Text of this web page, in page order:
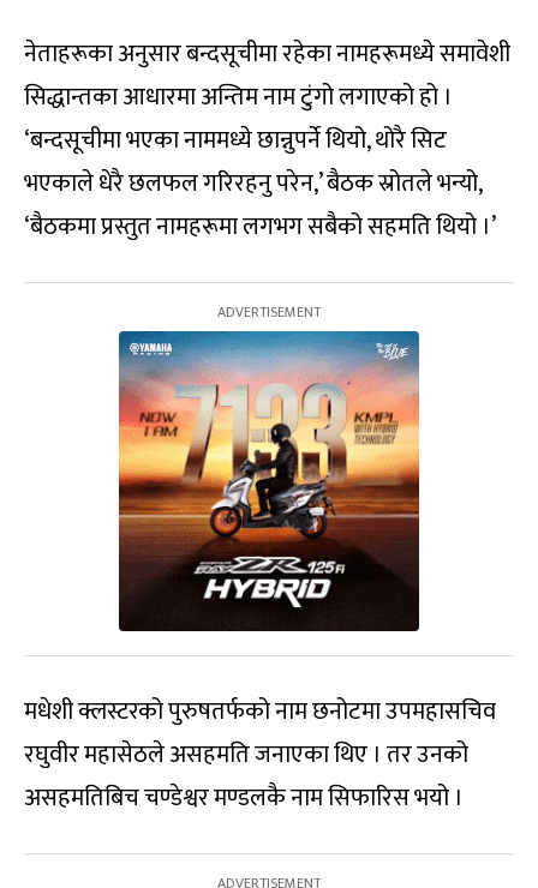
नेताहरूका अनुसार बन्दसूचीमा रहेका नामहरूमध्ये समावेशी
सिद्धान्तका आधारमा अन्तिम नाम टुंगो लगाएको हो ।
‘बन्दसूचीमा भएका नाममध्ये छान्नुपर्ने थियो, थोरै सिट
भएकाले धेरै छलफल गरिरहनु परेन,’ बैठक स्रोतले भन्यो,
‘बैठकमा प्रस्तुत नामहरूमा लगभग सबैको सहमति थियो ।’
मधेशी क्लस्टरको पुरुषतर्फको नाम छनोटमा उपमहासचिव
रघुवीर महासेठले असहमति जनाएका थिए । तर उनको
असहमतिबिच चण्डेश्वर मण्डलकै नाम सिफारिस भयो ।